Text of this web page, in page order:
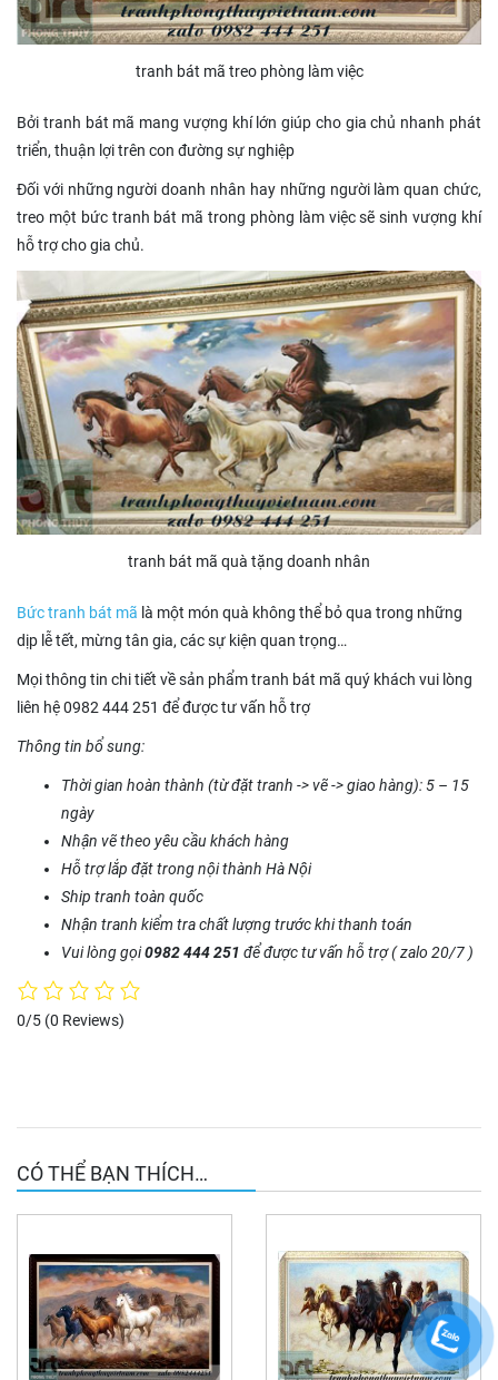
tranh bát mã treo phòng làm việc
Bởi tranh bát mã mang vượng khí lớn giúp cho gia chủ nhanh phát
triển, thuận lợi trên con đường sự nghiệp
Đối với những người doanh nhân hay những người làm quan chức,
treo một bức tranh bát mã trong phòng làm việc sẽ sinh vượng khí
hỗ trợ cho gia chủ.
tranh bát mã quà tặng doanh nhân
Bức tranh bát mã là một món quà không thể bỏ qua trong những
dịp lễ tết, mừng tân gia, các sự kiện quan trọng…
Mọi thông tin chi tiết về sản phẩm tranh bát mã quý khách vui lòng
liên hệ 0982 444 251 để được tư vấn hỗ trợ
Thông tin bổ sung:
Thời gian hoàn thành (từ đặt tranh -> vẽ -> giao hàng): 5 – 15
ngày
Nhận vẽ theo yêu cầu khách hàng
Hỗ trợ lắp đặt trong nội thành Hà Nội
Ship tranh toàn quốc
Nhận tranh kiểm tra chất lượng trước khi thanh toán
Vui lòng gọi0982 444 251 để được tư vấn hỗ trợ ( zalo 20/7 )
0/5 (0 Reviews)
CÓ THỂ BẠN THÍCH…